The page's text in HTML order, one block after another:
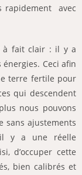
rapidement avec
à fait clair : il y a
Ceci afin
terre fertile pour
qui descendent
nous pouvons
sans ajustements
il y a une réelle
d’occuper cette
bien calibrés et